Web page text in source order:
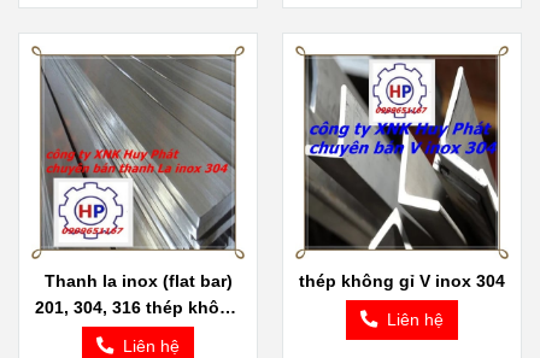
Thanh la inox (flat bar)
201, 304, 316 thép không
gỉ
Liên hệ
thép không gỉ V inox 304
Liên hệ